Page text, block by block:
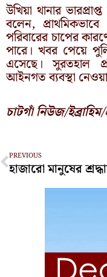
উখিয়া থানার
বলেন,
পরিবারের চাপের
পারে। খবর পেয়ে
এসেছে। সুরতহাল
আইনগত ব্যবস্থা
চাটগাঁ নিউজ/
Prev
PREVIOUS